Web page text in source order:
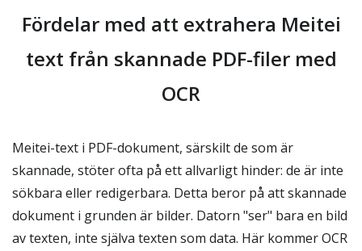
Fördelar med att extrahera Meitei
text från skannade PDF-filer med
OCR
Meitei-text i PDF-dokument, särskilt de som är
skannade, stöter ofta på ett allvarligt hinder: de är inte
sökbara eller redigerbara. Detta beror på att skannade
dokument i grunden är bilder. Datorn "ser" bara en bild
av texten, inte själva texten som data. Här kommer OCR